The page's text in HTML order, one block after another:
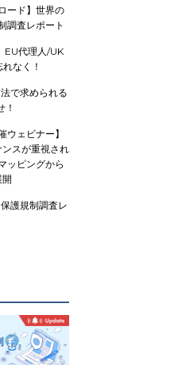
ード】世界の
調査レポート
EU代理人/UK
なく！
で求められる
ウェビナー】
スが重視され
ッピングから
護規制調査レ